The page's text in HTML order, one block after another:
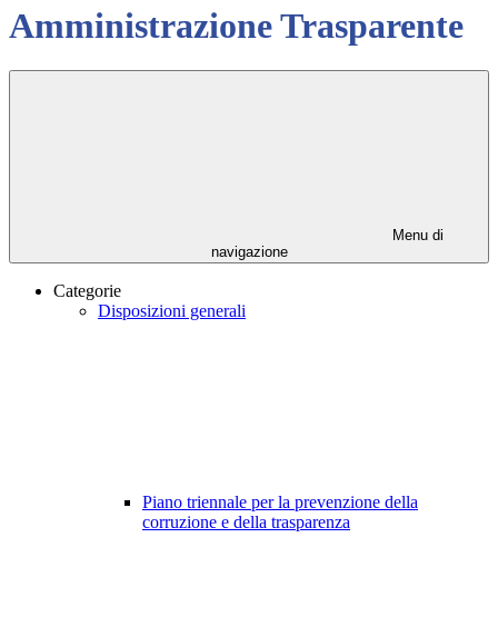
Amministrazione Trasparente
Menu di
navigazione
Categorie
Disposizioni generali
Piano triennale per la prevenzione della
corruzione e della trasparenza